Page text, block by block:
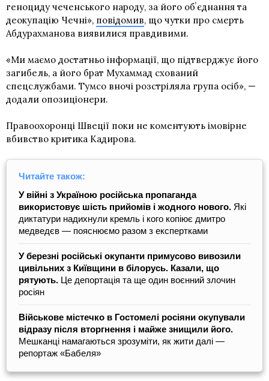
геноциду чеченського народу, за його обʼєднання та
деокупацію Чечні», повідомив, що чутки про смерть
Абдурахманова виявилися правдивими.
«Ми маємо достатньо інформації, що підтверджує його
загибель, а його брат Мухаммад схований
спецслужбами. Тумсо вночі розстріляла група осіб», —
додали опозиціонери.
Правоохоронці Швеції поки не коментують імовірне
вбивство критика Кадирова.
Читайте також:
У війні з Україною російська пропаганда
використовує шість прийомів і жодного нового. Які
диктатури надихнули кремль і кого копіює дмитро
медведєв — пояснюємо разом з експертками
У березні російські окупанти примусово вивозили
цивільних з Київщини в білорусь. Казали, що
рятують. Це депортація та ще один воєнний злочин
росіян
Військове містечко в Гостомелі росіяни окупували
відразу після вторгнення і майже знищили його.
Мешканці намагаються зрозуміти, як жити далі —
репортаж «Бабеля»